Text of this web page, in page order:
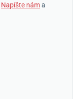
Napíšte náma